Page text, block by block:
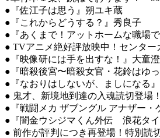
●『佐江子は思う』朔ユキ蔵
●『これからどうする？』秀良子
●『あくまで！アットホームな職場
● TVアニメ絶好評放映中！センタ
●『映像研には手を出すな！』大童
●『暗殺後宮〜暗殺女官・花鈴はゆ
●『なおりはしないが、ましになる
● 鬼才、新境地到達の入魂読切登場
●『戦闘メカ ザブングル アナザー
●『闇金ウシジマくん外伝 浪花タ
● 前作が評判につき再登場！特別